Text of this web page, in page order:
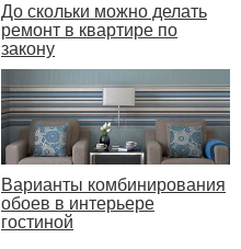
До скольки можно делать
ремонт в квартире по
закону
Варианты комбинирования
обоев в интерьере
гостиной